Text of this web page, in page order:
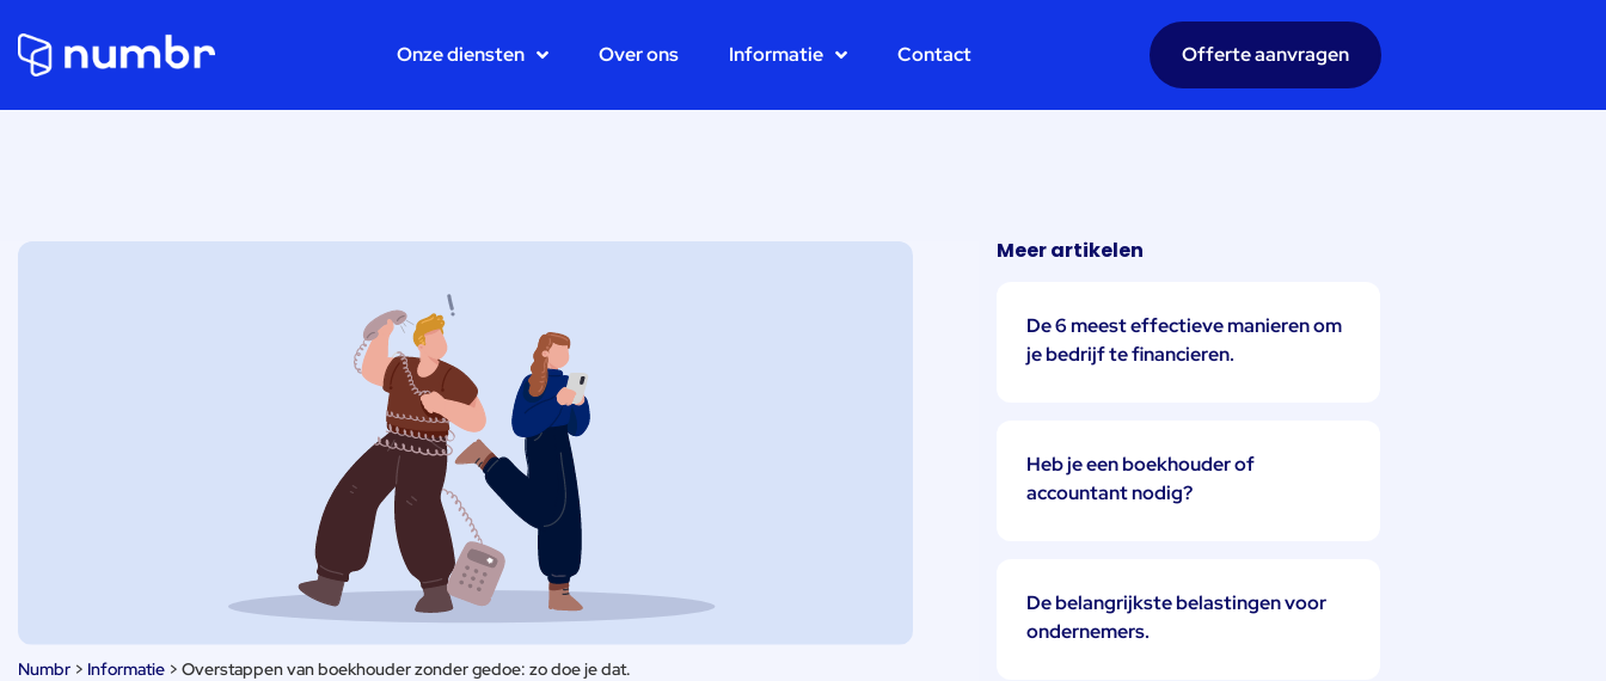
Onze diensten Over ons Informatie Contact Offerte aanvragen
Numbr > Informatie > Overstappen van boekhouder zonder gedoe: zo doe je dat.
Meer artikelen
De 6 meest effectieve manieren om
je bedrijf te financieren.
Heb je een boekhouder of
accountant nodig?
De belangrijkste belastingen voor
ondernemers.